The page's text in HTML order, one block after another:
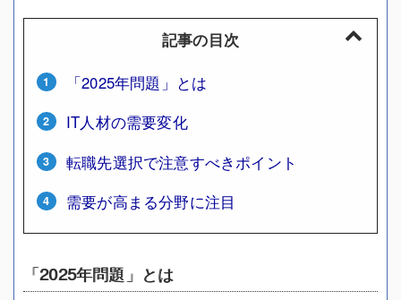
記事の目次
「2025年問題」とは
IT人材の需要変化
転職先選択で注意すべきポイント
需要が高まる分野に注目
「2025年問題」とは